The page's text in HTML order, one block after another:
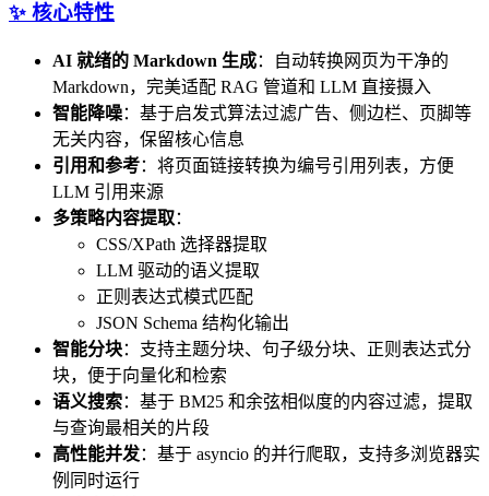
✨ 核心特性
AI 就绪的 Markdown 生成：自动转换网页为干净的
Markdown，完美适配 RAG 管道和 LLM 直接摄入
智能降噪：基于启发式算法过滤广告、侧边栏、页脚等
无关内容，保留核心信息
引用和参考：将页面链接转换为编号引用列表，方便
LLM 引用来源
多策略内容提取：
CSS/XPath 选择器提取
LLM 驱动的语义提取
正则表达式模式匹配
JSON Schema 结构化输出
智能分块：支持主题分块、句子级分块、正则表达式分
块，便于向量化和检索
语义搜索：基于 BM25 和余弦相似度的内容过滤，提取
与查询最相关的片段
高性能并发：基于 asyncio 的并行爬取，支持多浏览器实
例同时运行